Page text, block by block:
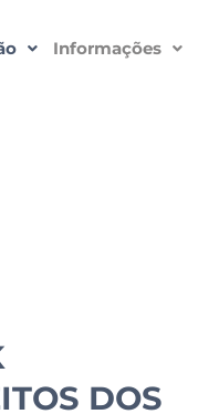
Informações
DOS